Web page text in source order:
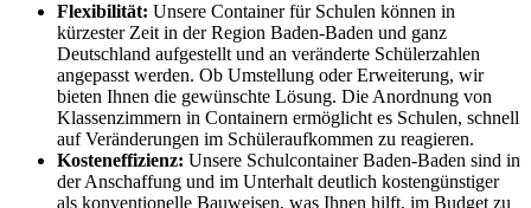
Flexibilität: Unsere Container für Schulen können in
kürzester Zeit in der Region Baden-Baden und ganz
Deutschland aufgestellt und an veränderte Schülerzahlen
angepasst werden. Ob Umstellung oder Erweiterung, wir
bieten Ihnen die gewünschte Lösung. Die Anordnung von
Klassenzimmern in Containern ermöglicht es Schulen, schnell
auf Veränderungen im Schüleraufkommen zu reagieren.
Kosteneffizienz: Unsere Schulcontainer Baden-Baden sind in
der Anschaffung und im Unterhalt deutlich kostengünstiger
als konventionelle Bauweisen, was Ihnen hilft, im Budget zu